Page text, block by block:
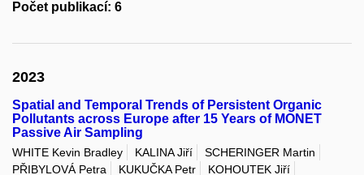
Počet publikací: 6
2023
Spatial and Temporal Trends of Persistent Organic
Pollutants across Europe after 15 Years of MONET
Passive Air Sampling
WHITE Kevin Bradley KALINA Jiří
SCHERINGER Martin
PŘIBYLOVÁ Petra
KUKUČKA Petr KOHOUTEK Jiří